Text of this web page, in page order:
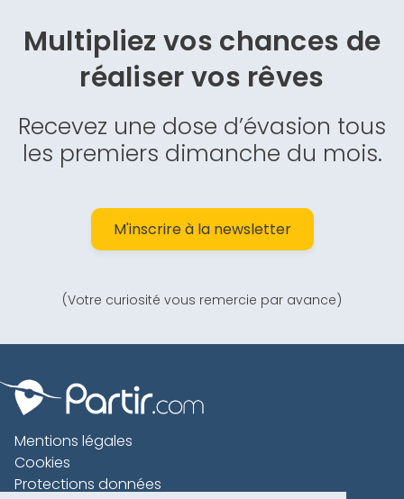
Multipliez vos chances de
réaliser vos rêves
Recevez une dose d’évasion tous
les premiers dimanche du mois.
M'inscrire à la newsletter
(Votre curiosité vous remercie par avance)
Mentions légales
Cookies
Protections données